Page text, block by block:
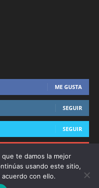
ME GUSTA
SEGUIR
SEGUIR
te damos la mejor
usando este sitio,
con ello.